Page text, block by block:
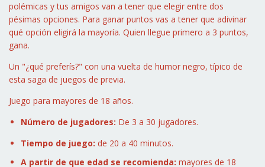
polémicas y tus amigos van a tener que elegir entre dos
pésimas opciones. Para ganar puntos vas a tener que adivinar
qué opción eligirá la mayoría. Quien llegue primero a 3 puntos,
gana.
Un "¿qué preferís?" con una vuelta de humor negro, típico de
esta saga de juegos de previa.
Juego para mayores de 18 años.
Número de jugadores: De 3 a 30 jugadores.
Tiempo de juego: de 20 a 40 minutos.
A partir de que edad se recomienda: mayores de 18